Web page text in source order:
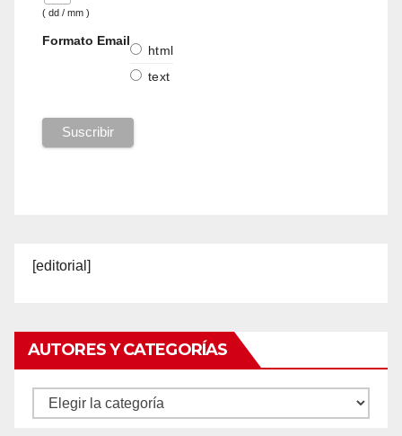
( dd / mm )
Formato Email
html
text
[editorial]
AUTORES Y CATEGORÍAS
Autores